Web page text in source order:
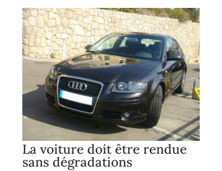
La voiture doit être rendue
sans dégradations